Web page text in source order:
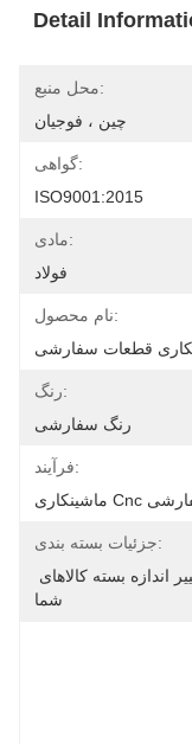
Detail
محل منبع:
چین ، فوجیان
گواهی:
ISO9001:2015
مادی:
فولاد
نام محصول:
قطعات سفارشی
رنگ:
رنگ سفارشی
فرآیند:
جزئیات بسته بندی:
شما